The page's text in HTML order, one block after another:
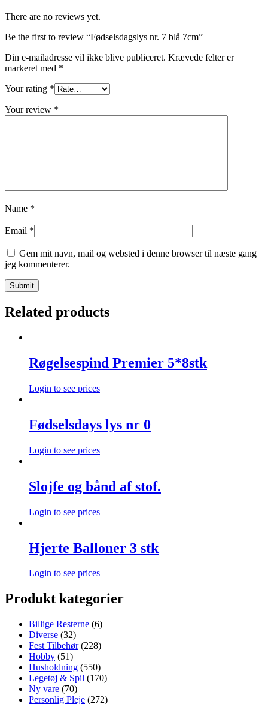
There are no reviews yet.
Be the first to review “Fødselsdagslys nr. 7 blå 7cm”
Din e-mailadresse vil ikke blive publiceret. Krævede felter er
markeret med *
Your rating *
Your review *
Name *
Email *
Gem mit navn, mail og websted i denne browser til næste gang
jeg kommenterer.
Related products
Røgelsespind Premier 5*8stk
Login to see prices
Fødselsdays lys nr 0
Login to see prices
Slojfe og bånd af stof.
Login to see prices
Hjerte Balloner 3 stk
Login to see prices
Produkt kategorier
Billige Resterne (6)
Diverse (32)
Fest Tilbehør (228)
Hobby (51)
Husholdning (550)
Legetøj & Spil (170)
Ny vare (70)
Personlig Pleje (272)